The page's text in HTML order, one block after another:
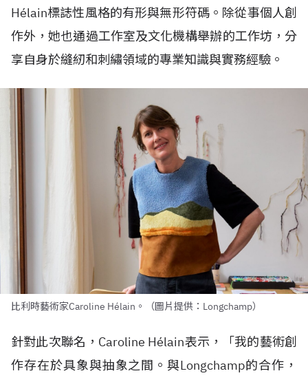
Hélain標誌性風格的有形與無形符碼。除從事個人創
作外，她也通過工作室及文化機構舉辦的工作坊，分
享自身於縫紉和刺繡領域的專業知識與實務經驗。
比利時藝術家Caroline Hélain。（圖片提供：Longchamp）
針對此次聯名，Caroline Hélain表示，「我的藝術創
作存在於具象與抽象之間。與Longchamp的合作，